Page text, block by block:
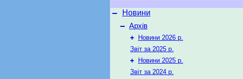
–
Новини
– Архів
+
Новини 2026 р.
Звіт за 2025 р.
+
Новини 2025 р.
Звіт за 2024 р.